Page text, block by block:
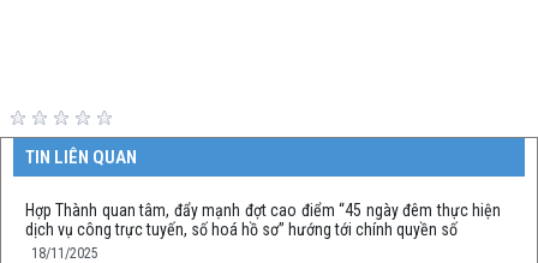
TIN LIÊN QUAN
Hợp Thành quan tâm, đẩy mạnh đợt cao điểm “45 ngày đêm thực hiện
dịch vụ công trực tuyến, số hoá hồ sơ” hướng tới chính quyền số
18/11/2025